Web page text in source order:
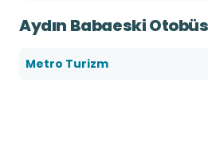
Aydın Babaeski
Metro Turizm